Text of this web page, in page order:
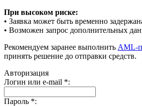
При высоком риске:
• Заявка может быть временно
• Возможен запрос дополнительных
Рекомендуем заранее выполнить AML-
принять решение до отправки средств.
Авторизация
Логин или e-mail *:
Пароль *: